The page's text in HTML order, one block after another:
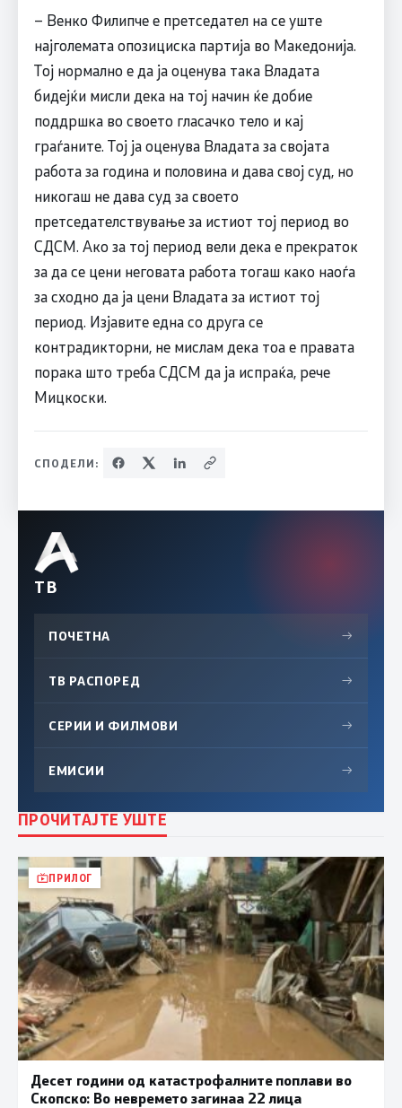
– Венко Филипче е претседател на се уште
најголемата опозициска партија во Македонија.
Тој нормално е да ја оценува така Владата
бидејќи мисли дека на тој начин ќе добие
поддршка во своето гласачко тело и кај
граѓаните. Тој ја оценува Владата за својата
работа за година и половина и дава свој суд, но
никогаш не дава суд за своето
претседателствување за истиот тој период во
СДСМ. Ако за тој период вели дека е прекраток
за да се цени неговата работа тогаш како наоѓа
за сходно да ја цени Владата за истиот тој
период. Изјавите една со друга се
контрадикторни, не мислам дека тоа е правата
порака што треба СДСМ да ја испраќа, рече
Мицкоски.
СПОДЕЛИ:
ТВ
ПОЧЕТНА →
ТВ РАСПОРЕД →
СЕРИИ И ФИЛМОВИ →
ЕМИСИИ →
ПРОЧИТАЈТЕ УШТЕ
ПРИЛОГ
Десет години од катастрофалните поплави во
Скопско: Во невремето загинаа 22 лица